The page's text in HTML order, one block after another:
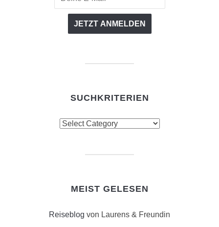
SUCHKRITERIEN
MEIST GELESEN
Reiseblog von Laurens & Freundin